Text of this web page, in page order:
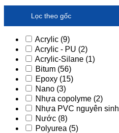
Lọc theo gốc
Acrylic (9)
Acrylic - PU (2)
Acrylic-Silane (1)
Bitum (56)
Epoxy (15)
Nano (3)
Nhựa copolyme (2)
Nhựa PVC nguyên sinh
Nước (8)
Polyurea (5)